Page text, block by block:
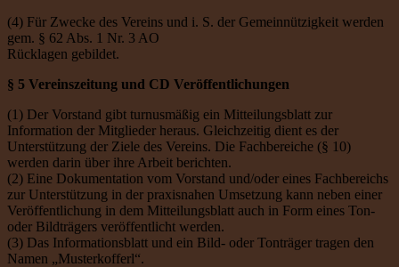
(4) Für Zwecke des Vereins und i. S. der Gemeinnützigkeit werden
gem. § 62 Abs. 1 Nr. 3 AO
Rücklagen gebildet.
§ 5 Vereinszeitung und CD Veröffentlichungen
(1) Der Vorstand gibt turnusmäßig ein Mitteilungsblatt zur
Information der Mitglieder heraus. Gleichzeitig dient es der
Unterstützung der Ziele des Vereins. Die Fachbereiche (§ 10)
werden darin über ihre Arbeit berichten.
(2) Eine Dokumentation vom Vorstand und/oder eines Fachbereichs
zur Unterstützung in der praxisnahen Umsetzung kann neben einer
Veröffentlichung in dem Mitteilungsblatt auch in Form eines Ton-
oder Bildträgers veröffentlicht werden.
(3) Das Informationsblatt und ein Bild- oder Tonträger tragen den
Namen „Musterkofferl“.